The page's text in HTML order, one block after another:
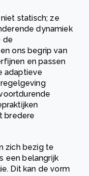
statisch; ze
dynamiek
de
ons begrip van
en passen
adaptieve
bredere
zich bezig te
een belangrijk
Dit kan de vorm